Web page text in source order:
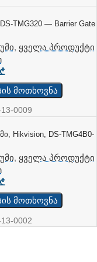
— Barrier Gate
, ყველა პროდუქტი
₾
მოთხოვნა
0009
Hikvision, DS-TMG4B0-
, ყველა პროდუქტი
₾
მოთხოვნა
0002